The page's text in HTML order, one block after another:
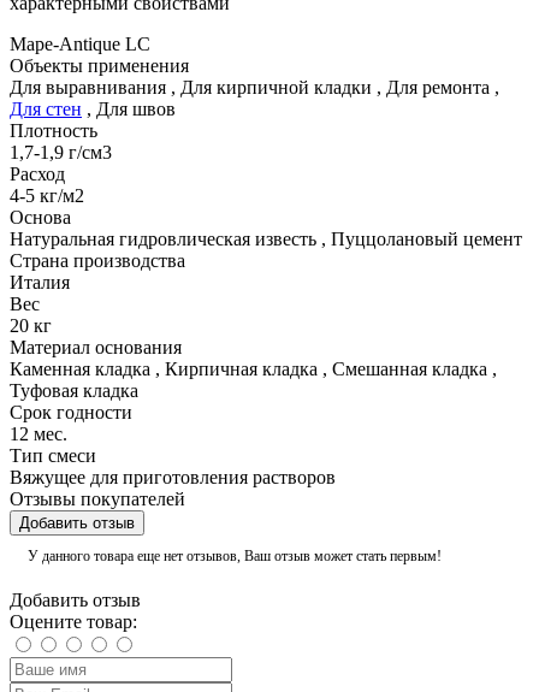
Mape-Antique LC
Объекты применения
Для выравнивания , Для кирпичной кладки , Для ремонта ,
Для стен , Для швов
Плотность
1,7-1,9 г/см3
Расход
4-5 кг/м2
Основа
Натуральная гидровлическая известь , Пуццолановый цемент
Страна производства
Италия
Вес
20 кг
Материал основания
Каменная кладка , Кирпичная кладка , Смешанная кладка ,
Туфовая кладка
Срок годности
12 мес.
Тип смеси
Вяжущее для приготовления растворов
Отзывы покупателей
Добавить отзыв
У данного товара еще нет отзывов, Ваш отзыв может стать первым!
Добавить отзыв
Оцените товар: